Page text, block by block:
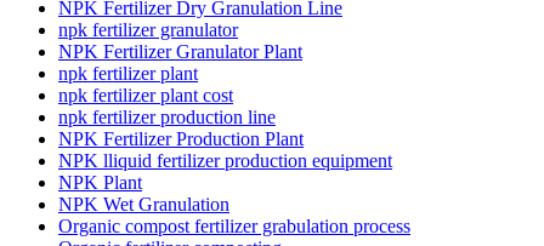
NPK Fertilizer Dry Granulation Line
npk fertilizer granulator
NPK Fertilizer Granulator Plant
npk fertilizer plant
npk fertilizer plant cost
npk fertilizer production line
NPK Fertilizer Production Plant
NPK lliquid fertilizer production equipment
NPK Plant
NPK Wet Granulation
Organic compost fertilizer grabulation process